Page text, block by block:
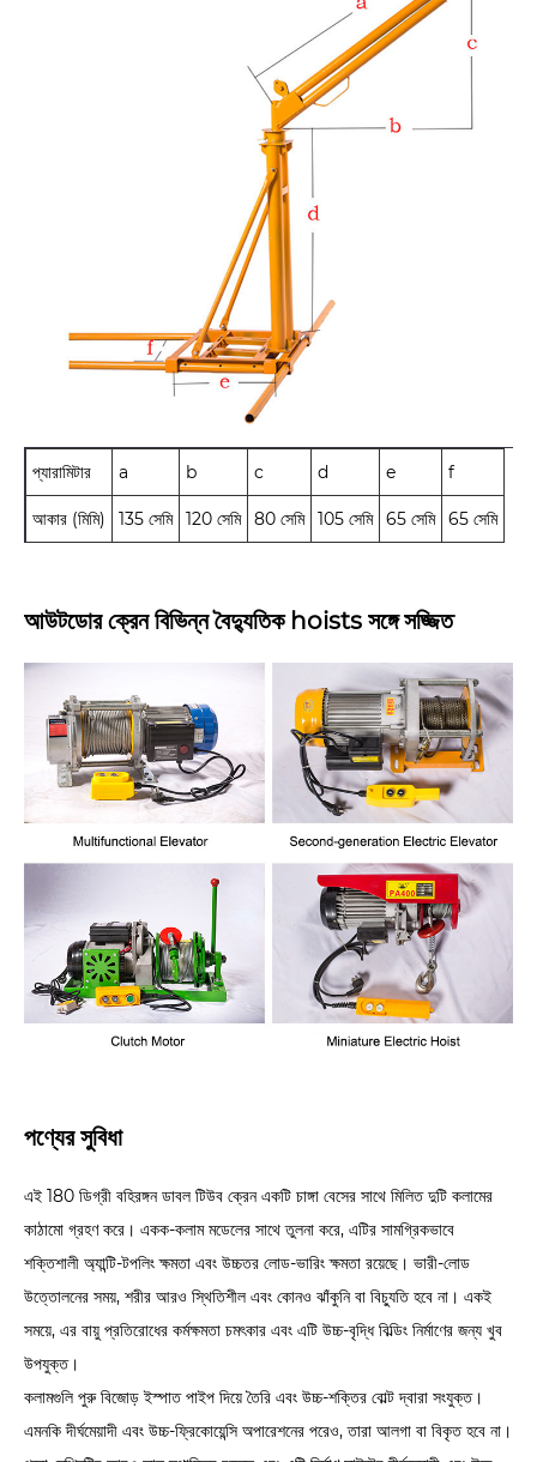
প্যারামিটার a b c d e f
আকার (মিমি) 135 সেমি 120 সেমি 80 সেমি 105 সেমি 65 সেমি 65 সেমি
আউটডোর ক্রেন বিভিন্ন বৈদ্যুতিক hoists সঙ্গে সজ্জিত
পণ্যের সুবিধা
এই 180 ডিগ্রী বহিরঙ্গন ডাবল টিউব ক্রেন একটি চাঙ্গা বেসের সাথে মিলিত দুটি কলামের
কাঠামো গ্রহণ করে। একক-কলাম মডেলের সাথে তুলনা করে, এটির সামগ্রিকভাবে
শক্তিশালী অ্যান্টি-টপলিং ক্ষমতা এবং উচ্চতর লোড-ভারিং ক্ষমতা রয়েছে। ভারী-লোড
উত্তোলনের সময়, শরীর আরও স্থিতিশীল এবং কোনও ঝাঁকুনি বা বিচ্যুতি হবে না। একই
সময়ে, এর বায়ু প্রতিরোধের কর্মক্ষমতা চমৎকার এবং এটি উচ্চ-বৃদ্ধি বিল্ডিং নির্মাণের জন্য খুব
উপযুক্ত।
কলামগুলি পুরু বিজোড় ইস্পাত পাইপ দিয়ে তৈরি এবং উচ্চ-শক্তির বোল্ট দ্বারা সংযুক্ত।
এমনকি দীর্ঘমেয়াদী এবং উচ্চ-ফ্রিকোয়েন্সি অপারেশনের পরেও, তারা আলগা বা বিকৃত হবে না।